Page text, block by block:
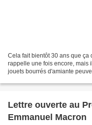
Cela fait bientôt 30 ans que ça
rappelle une fois encore, mais
jouets bourrés d'amiante
Lettre ouverte au
Emmanuel Macron